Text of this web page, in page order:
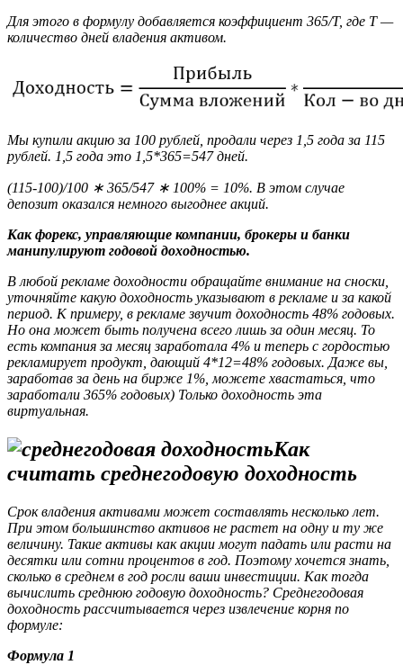
Для этого в формулу добавляется коэффициент 365/T, где Т —
количество дней владения активом.
Мы купили акцию за 100 рублей, продали через 1,5 года за 115
рублей. 1,5 года это 1,5*365=547 дней.
(115-100)/100 ∗ 365/547 ∗ 100% = 10%. В этом случае
депозит оказался немного выгоднее акций.
Как форекс, управляющие компании, брокеры и банки
манипулируют годовой доходностью.
В любой рекламе доходности обращайте внимание на сноски,
уточняйте какую доходность указывают в рекламе и за какой
период. К примеру, в рекламе звучит доходность 48% годовых.
Но она может быть получена всего лишь за один месяц. То
есть компания за месяц заработала 4% и теперь с гордостью
рекламирует продукт, дающий 4*12=48% годовых. Даже вы,
заработав за день на бирже 1%, можете хвастаться, что
заработали 365% годовых) Только доходность эта
виртуальная.
Как
считать среднегодовую доходность
Срок владения активами может составлять несколько лет.
При этом большинство активов не растет на одну и ту же
величину. Такие активы как акции могут падать или расти на
десятки или сотни процентов в год. Поэтому хочется знать,
сколько в среднем в год росли ваши инвестиции. Как тогда
вычислить среднюю годовую доходность? Среднегодовая
доходность рассчитывается через извлечение корня по
формуле:
Формула 1